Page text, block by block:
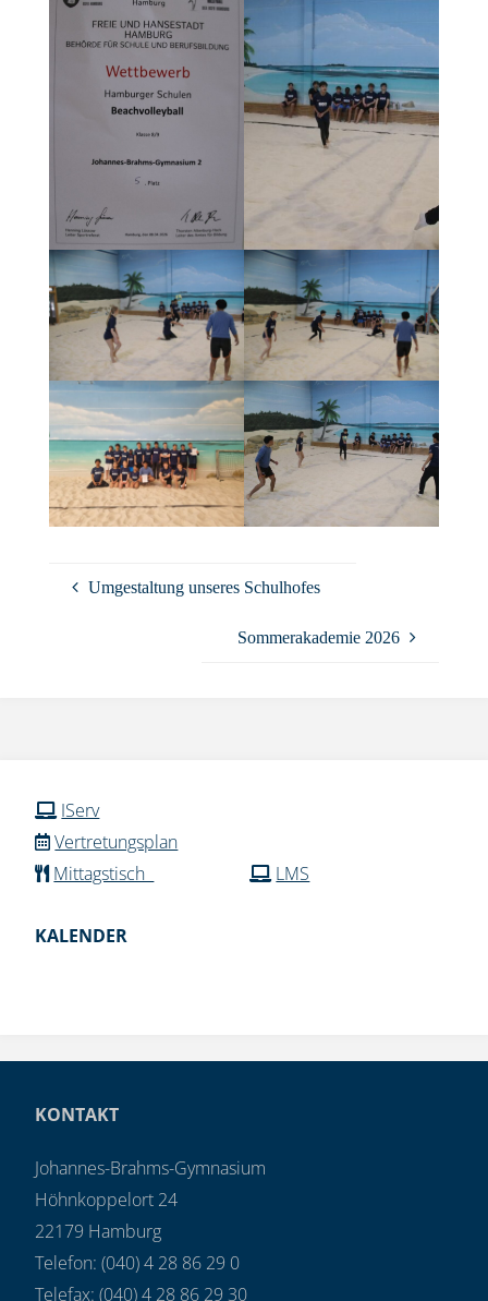
Umgestaltung unseres Schulhofes
Sommerakademie 2026
IServ
Vertretungsplan
Mittagstisch
LMS
KALENDER
KONTAKT
Johannes-Brahms-Gymnasium
Höhnkoppelort 24
22179 Hamburg
Telefon: (040) 4 28 86 29 0
Telefax: (040) 4 28 86 29 30